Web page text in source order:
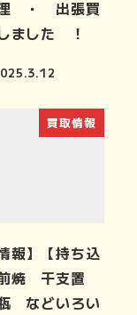
・ 出張買
ました ！
買取情報
報】【持ち込
焼 干支置
などいろい